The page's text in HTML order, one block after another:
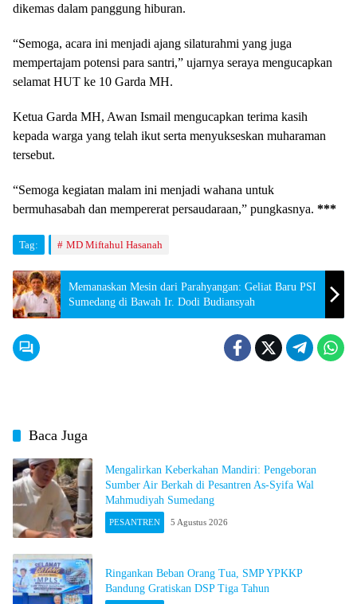
dikemas dalam panggung hiburan.
“Semoga, acara ini menjadi ajang silaturahmi yang juga
mempertajam potensi para santri,” ujarnya seraya mengucapkan
selamat HUT ke 10 Garda MH.
Ketua Garda MH, Awan Ismail mengucapkan terima kasih
kepada warga yang telah ikut serta menyukseskan muharaman
tersebut.
“Semoga kegiatan malam ini menjadi wahana untuk
bermuhasabah dan mempererat persaudaraan,” pungkasnya. ***
Tag: MD Miftahul Hasanah
Memanaskan Mesin dari Parahyangan: Geliat Baru PSI
Sumedang di Bawah Ir. Dodi Budiansyah
Baca Juga
Mengalirkan Keberkahan Mandiri: Pengeboran
Sumber Air Berkah di Pesantren As-Syifa Wal
Mahmudiyah Sumedang
PESANTREN 5 Agustus 2026
Ringankan Beban Orang Tua, SMP YPKKP
Bandung Gratiskan DSP Tiga Tahun